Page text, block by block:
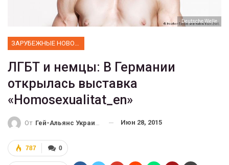
Deutsche Welle
ЗАРУБЕЖНЫЕ НОВОСТИ
ЛГБТ и немцы: В Германии
открылась выставка
«Homosexualitat_en»
От Гей-Альянс Украина Июн 28, 2015
0
787